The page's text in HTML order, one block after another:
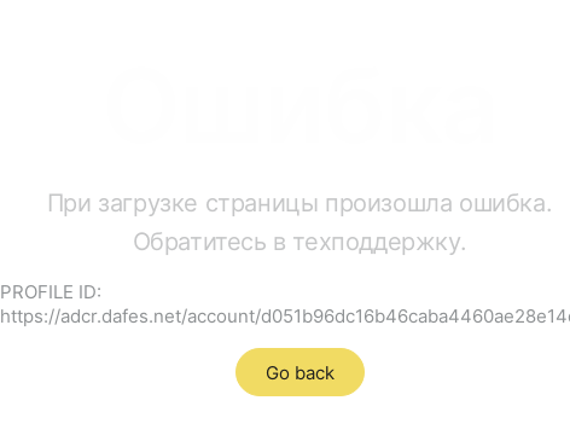
При загрузке страницы произошла ошибка.
Обратитесь в техподдержку.
PROFILE ID:
https://adcr.dafes.net/account/
Go back